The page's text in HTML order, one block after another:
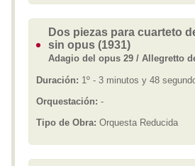
Dos piezas para cuarteto
sin opus (1931)
Adagio del opus 29 / Allegretto
Duración: 1º - 3 minutos y 48
Orquestación: -
Tipo de Obra: Orquesta Reducida